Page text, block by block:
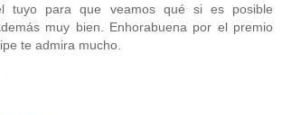
tuyo para que veamos qué si es posible
muy bien. Enhorabuena por el premio
te admira mucho.